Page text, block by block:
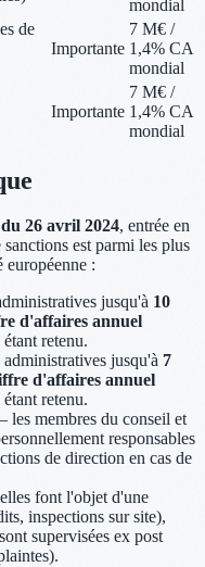
mondial
de
Importante
7 M€ /
1,4% CA
mondial
Importante
7 M€ /
1,4% CA
mondial
26 avril 2024, entrée en
est parmi les plus
européenne :
jusqu'à 10
d'affaires annuel
retenu.
jusqu'à 7
d'affaires annuel
retenu.
les membres du conseil et
responsables
de direction en cas de
font l'objet d'une
inspections sur site),
supervisées ex post